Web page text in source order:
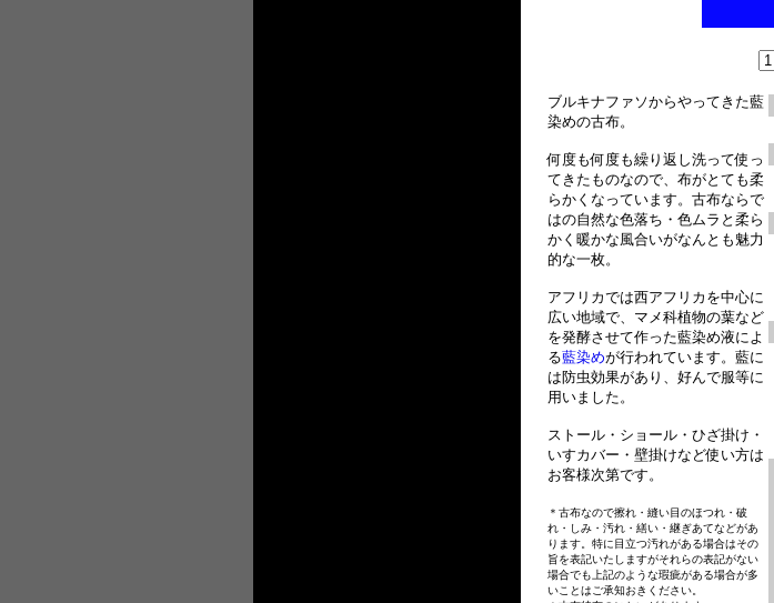
ブルキナファソからやってきた藍
染めの古布。
何度も何度も繰り返し洗って使っ
てきたものなので、布がとても柔
らかくなっています。古布ならで
はの自然な色落ち・色ムラと柔ら
かく暖かな風合いがなんとも魅力
的な一枚。
アフリカでは西アフリカを中心に
広い地域で、マメ科植物の葉など
を発酵させて作った藍染め液によ
る藍染めが行われています。藍に
は防虫効果があり、好んで服等に
用いました。
ストール・ショール・ひざ掛け・
いすカバー・壁掛けなど使い方は
お客様次第です。
＊古布なので擦れ・縫い目のほつれ・破
れ・しみ・汚れ・繕い・継ぎあてなどがあ
ります。特に目立つ汚れがある場合はその
旨を表記いたしますがそれらの表記がない
場合でも上記のような瑕疵がある場合が多
いことはご承知おきください。